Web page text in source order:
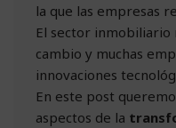
la que las empresas
El sector inmobiliario
cambio y muchas
innovaciones
En este post
aspectos de la